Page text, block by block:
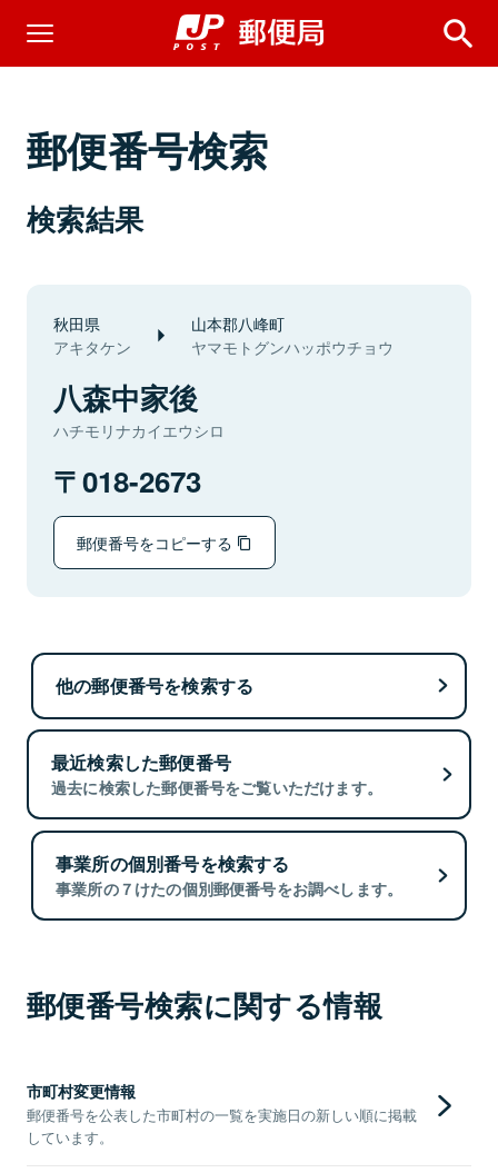
郵便番号検索
検索結果
秋田県
アキタケン
山本郡八峰町
ヤマモトグンハッポウチョウ
八森中家後
ハチモリナカイエウシロ
018-2673
郵便番号をコピーする
他の郵便番号を検索する
最近検索した郵便番号
過去に検索した郵便番号をご覧いただけます。
事業所の個別番号を検索する
事業所の７けたの個別郵便番号をお調べします。
郵便番号検索に関する情報
市町村変更情報
郵便番号を公表した市町村の一覧を実施日の新しい順に掲載
しています。